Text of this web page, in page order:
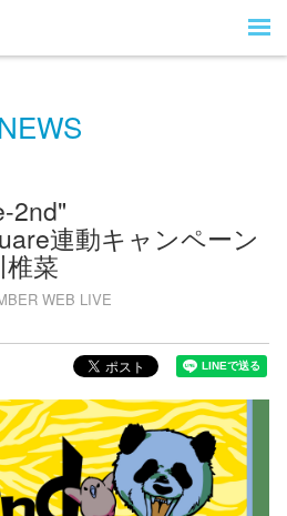
NEWS
2nd"
連動キャンペーン
菜
WEB LIVE